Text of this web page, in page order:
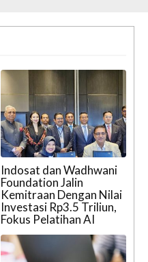
Indosat dan Wadhwani
Foundation Jalin
Kemitraan Dengan Nilai
Investasi Rp3.5 Triliun,
Fokus Pelatihan AI